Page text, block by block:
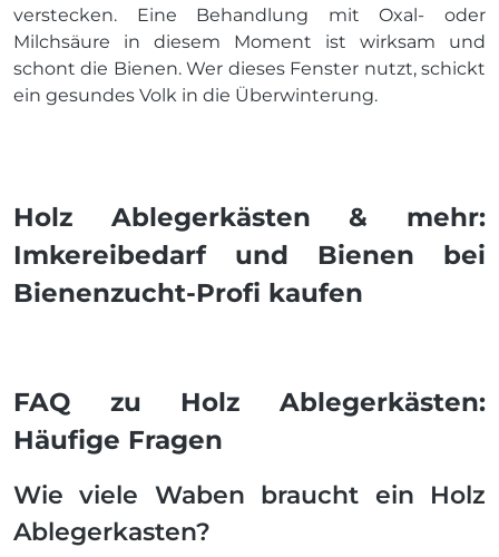
verstecken. Eine Behandlung mit Oxal- oder
Milchsäure in diesem Moment ist wirksam und
schont die Bienen. Wer dieses Fenster nutzt, schickt
ein gesundes Volk in die Überwinterung.
Holz Ablegerkästen & mehr:
Imkereibedarf und Bienen bei
Bienenzucht-Profi kaufen
FAQ zu Holz Ablegerkästen:
Häufige Fragen
Wie viele Waben braucht ein Holz
Ablegerkasten?